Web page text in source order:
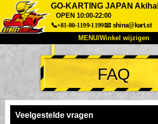
GO-KARTING JAPAN
OPEN 10:00-22:00
📞+81-80-1199-1199📧 shina@kart.st
MENU/Winkel wijzigen
Over Specificaties
Toegang Ervaringen
Winkel wijzigen
FAQ
Veelgestelde vragen